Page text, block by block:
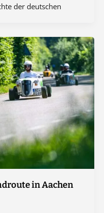
der deutschen
in Aachen